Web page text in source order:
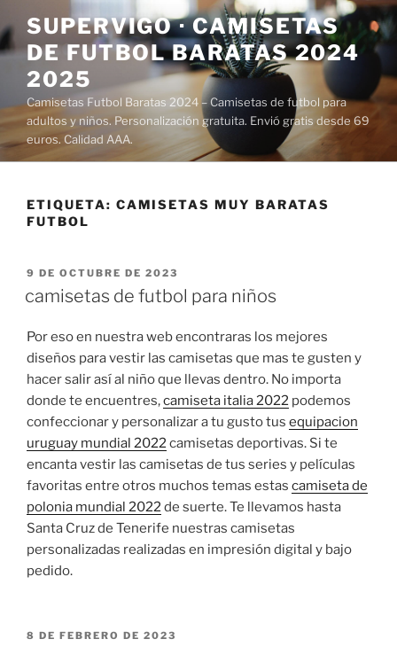
al
contenido
SUPERVIGO · CAMISETAS
DE FUTBOL BARATAS 2024
2025
Camisetas Futbol Baratas 2024 – Camisetas de futbol para
adultos y niños. Personalización gratuita. Envió gratis desde 69
euros. Calidad AAA.
ETIQUETA: CAMISETAS MUY BARATAS
FUTBOL
PUBLICADO
9 DE OCTUBRE DE 2023
camisetas de futbol para niños
Por eso en nuestra web encontraras los mejores
diseños para vestir las camisetas que mas te gusten y
hacer salir así al niño que llevas dentro. No importa
donde te encuentres,camiseta italia 2022 podemos
confeccionar y personalizar a tu gusto tus equipacion
uruguay mundial 2022camisetas deportivas. Si te
encanta vestir las camisetas de tus series y películas
favoritas entre otros muchos temas estas camiseta de
polonia mundial 2022de suerte. Te llevamos hasta
Santa Cruz de Tenerife nuestras camisetas
personalizadas realizadas en impresión digital y bajo
pedido.
PUBLICADO
8 DE FEBRERO DE 2023